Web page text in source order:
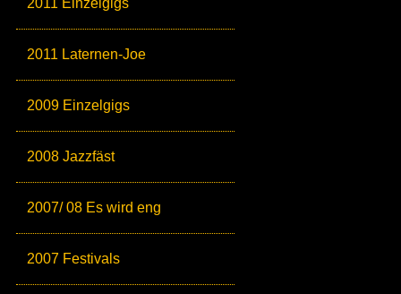
2011 Einzelgigs
2011 Laternen-Joe
2009 Einzelgigs
2008 Jazzfäst
2007/ 08 Es wird eng
2007 Festivals